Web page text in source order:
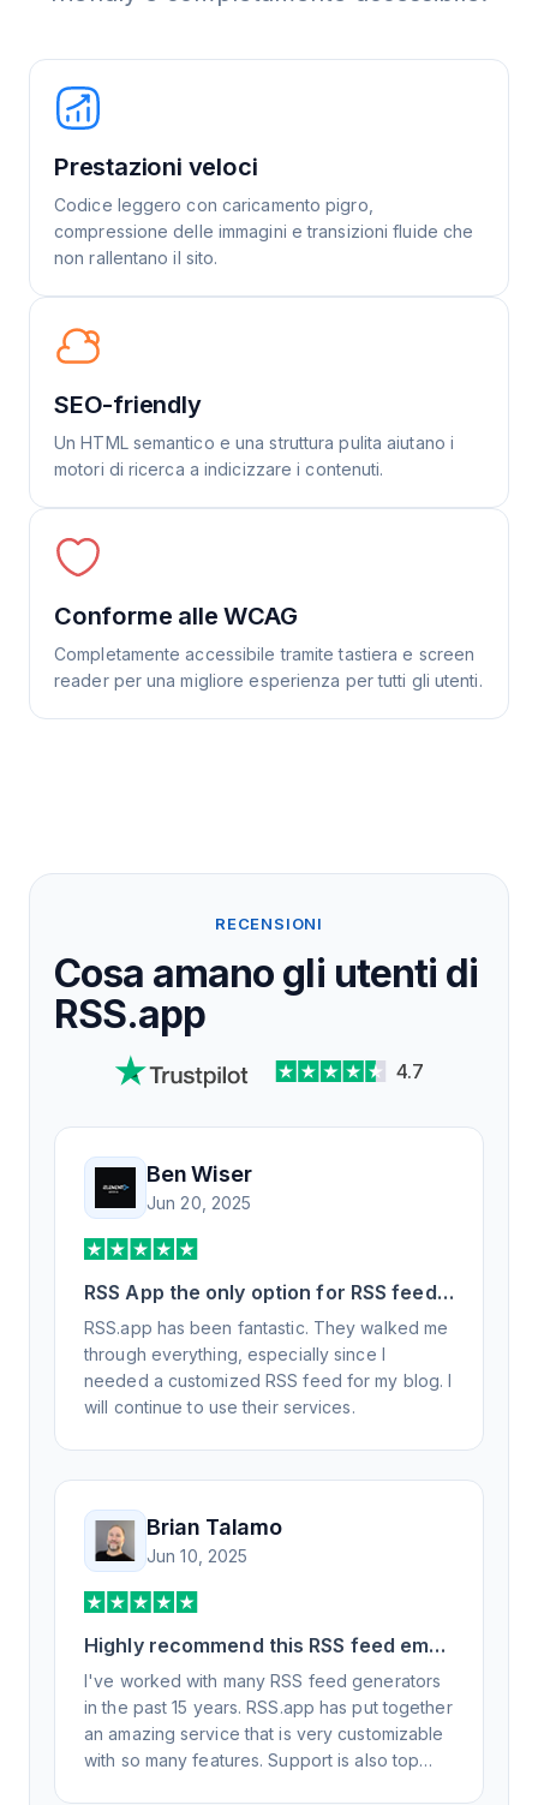
Prestazioni veloci
Codice leggero con caricamento pigro,
compressione delle immagini e transizioni fluide che
non rallentano il sito.
SEO-friendly
Un HTML semantico e una struttura pulita aiutano i
motori di ricerca a indicizzare i contenuti.
Conforme alle WCAG
Completamente accessibile tramite tastiera e screen
reader per una migliore esperienza per tutti gli utenti.
RECENSIONI
Cosa amano gli utenti di
RSS.app
4.7
Ben Wiser
Jun 20, 2025
RSS App the only option for RSS feed
generation
RSS.app has been fantastic. They walked me
through everything, especially since I
needed a customized RSS feed for my blog. I
will continue to use their services.
Brian Talamo
Jun 10, 2025
Highly recommend this RSS feed email
/ widget generator service.
I've worked with many RSS feed generators
in the past 15 years. RSS.app has put together
an amazing service that is very customizable
with so many features. Support is also top